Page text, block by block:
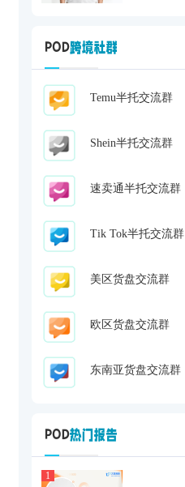
Temu半托交流群
Shein半托交流群
速卖通半托交流群
Tik Tok半托交流群
美区货盘交流群
欧区货盘交流群
东南亚货盘交流群
1